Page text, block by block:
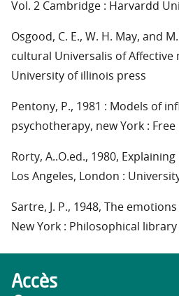
Vol. 2 Cambridge : Harvardd
Osgood, C. E., W. H. May, and
cultural Universalis of Affective
University of illinois press
Pentony, P., 1981 : Models of
psychotherapy, new York : Free
Rorty, A..O.ed., 1980,
Los Angeles, London :
Sartre, J. P., 1948, The
New York : Philosophical library
Accès